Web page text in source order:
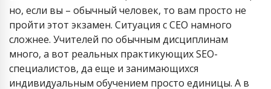
но, если вы – обычный человек, то вам просто не
пройти этот экзамен. Ситуация с СЕО намного
сложнее. Учителей по обычным дисциплинам
много, а вот реальных практикующих SEO-
специалистов, да еще и занимающихся
индивидуальным обучением просто единицы. А в